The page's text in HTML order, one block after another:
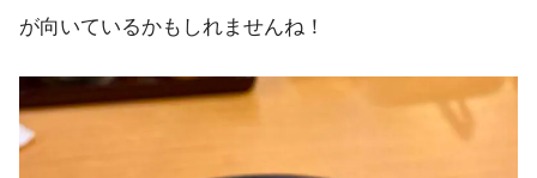
が向いているかもしれませんね！